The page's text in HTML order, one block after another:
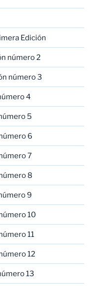
Edición
número 2
número 3
4
5
6
7
8
9
10
11
12
13